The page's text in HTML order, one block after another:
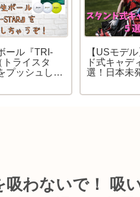
ール『TRI-
トライスタ
プッシュしち
に、ぜひど～
【USモデ
ド式キャデ
選！日本未
らないかも
わないで！ 吸